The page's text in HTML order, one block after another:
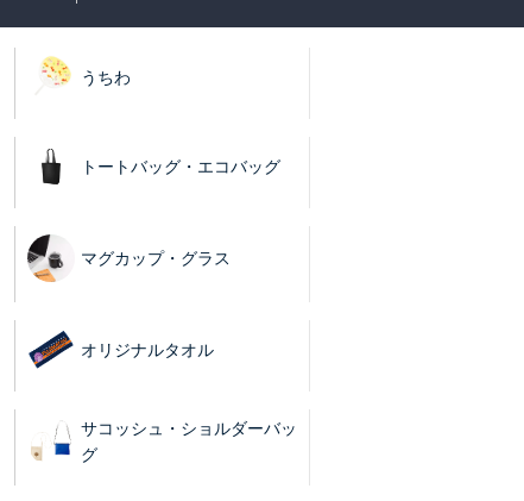
うちわ
トートバッグ・エコバッグ
マグカップ・グラス
オリジナルタオル
サコッシュ・ショルダーバッ
グ